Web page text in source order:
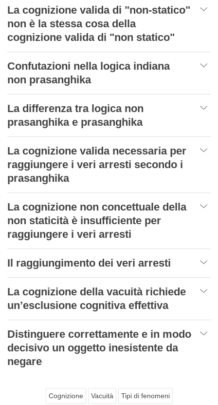
La cognizione valida di "non-statico"
non è la stessa cosa della
cognizione valida di "non statico"
Confutazioni nella logica indiana
non prasanghika
La differenza tra logica non
prasanghika e prasanghika
La cognizione valida necessaria per
raggiungere i veri arresti secondo i
prasanghika
La cognizione non concettuale della
non staticità è insufficiente per
raggiungere i veri arresti
Il raggiungimento dei veri arresti
La cognizione della vacuità richiede
un’esclusione cognitiva effettiva
Distinguere correttamente e in modo
decisivo un oggetto inesistente da
negare
Cognizione Vacuità Tipi di fenomeni